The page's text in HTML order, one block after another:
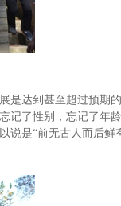
是达到甚至超过预期
记了性别，忘记了年
是“前无古人而后鲜